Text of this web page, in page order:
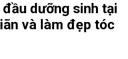
dưỡng sinh tại
và làm đẹp tóc